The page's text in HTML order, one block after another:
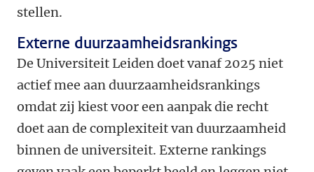
stellen.
Externe duurzaamheidsrankings
De Universiteit Leiden doet vanaf 2025 niet
actief mee aan duurzaamheidsrankings
omdat zij kiest voor een aanpak die recht
doet aan de complexiteit van duurzaamheid
binnen de universiteit. Externe rankings